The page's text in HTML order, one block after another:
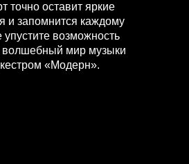
точно оставит яркие
и запомнится каждому
возможность
волшебный мир музыки
«Модерн».